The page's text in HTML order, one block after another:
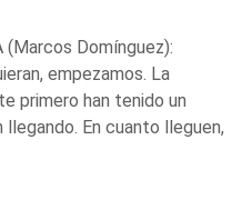
(Marcos Domínguez):
empezamos. La
primero han tenido un
En cuanto lleguen,